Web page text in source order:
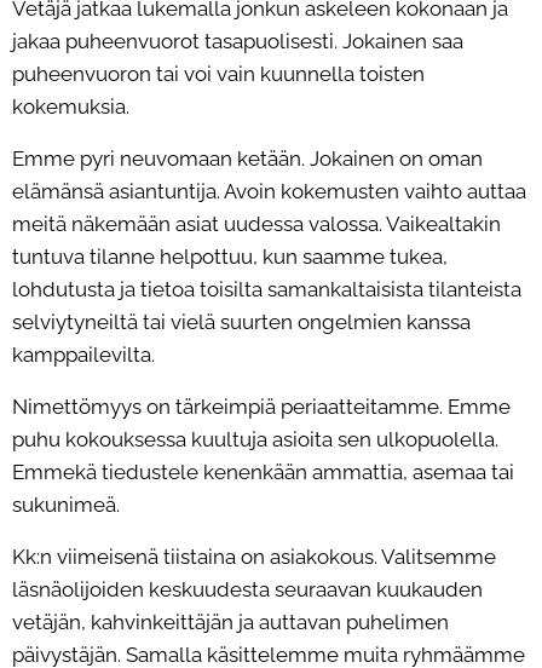
Vetäjä jatkaa lukemalla jonkun askeleen kokonaan ja
jakaa puheenvuorot tasapuolisesti. Jokainen saa
puheenvuoron tai voi vain kuunnella toisten
kokemuksia.
Emme pyri neuvomaan ketään. Jokainen on oman
elämänsä asiantuntija. Avoin kokemusten vaihto auttaa
meitä näkemään asiat uudessa valossa. Vaikealtakin
tuntuva tilanne helpottuu, kun saamme tukea,
lohdutusta ja tietoa toisilta samankaltaisista tilanteista
selviytyneiltä tai vielä suurten ongelmien kanssa
kamppailevilta.
Nimettömyys on tärkeimpiä periaatteitamme. Emme
puhu kokouksessa kuultuja asioita sen ulkopuolella.
Emmekä tiedustele kenenkään ammattia, asemaa tai
sukunimeä.
Kk:n viimeisenä tiistaina on asiakokous. Valitsemme
läsnäolijoiden keskuudesta seuraavan kuukauden
vetäjän, kahvinkeittäjän ja auttavan puhelimen
päivystäjän. Samalla käsittelemme muita ryhmäämme